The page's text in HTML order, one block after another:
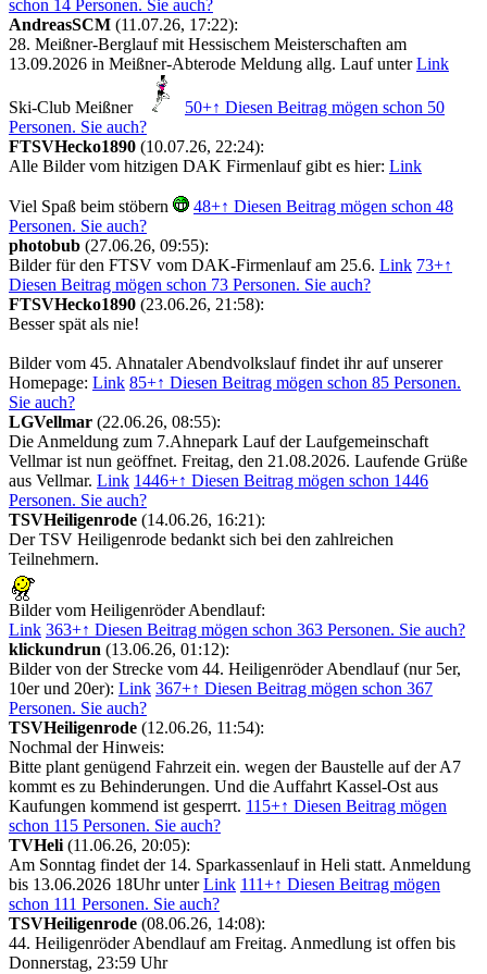
schon 14 Personen. Sie auch?
AndreasSCM (11.07.26, 17:22):
28. Meißner-Berglauf mit Hessischem Meisterschaften am
13.09.2026 in Meißner-Abterode Meldung allg. Lauf unterLink
Ski-Club Meißner 50+↑ Diesen Beitrag mögen schon 50
Personen. Sie auch?
FTSVHecko1890 (10.07.26, 22:24):
Alle Bilder vom hitzigen DAK Firmenlauf gibt es hier: Link
Viel Spaß beim stöbern 48+↑ Diesen Beitrag mögen schon 48
Personen. Sie auch?
photobub (27.06.26, 09:55):
Bilder für den FTSV vom DAK-Firmenlauf am 25.6. Link 73+↑
Diesen Beitrag mögen schon 73 Personen. Sie auch?
FTSVHecko1890 (23.06.26, 21:58):
Besser spät als nie!
Bilder vom 45. Ahnataler Abendvolkslauf findet ihr auf unserer
Homepage: Link 85+↑ Diesen Beitrag mögen schon 85 Personen.
Sie auch?
LGVellmar (22.06.26, 08:55):
Die Anmeldung zum 7.Ahnepark Lauf der Laufgemeinschaft
Vellmar ist nun geöffnet. Freitag, den 21.08.2026. Laufende Grüße
aus Vellmar. Link 1446+↑ Diesen Beitrag mögen schon 1446
Personen. Sie auch?
TSVHeiligenrode (14.06.26, 16:21):
Der TSV Heiligenrode bedankt sich bei den zahlreichen
Teilnehmern.
Bilder vom Heiligenröder Abendlauf:
Link 363+↑ Diesen Beitrag mögen schon 363 Personen. Sie auch?
klickundrun (13.06.26, 01:12):
Bilder von der Strecke vom 44. Heiligenröder Abendlauf (nur 5er,
10er und 20er): Link 367+↑ Diesen Beitrag mögen schon 367
Personen. Sie auch?
TSVHeiligenrode (12.06.26, 11:54):
Nochmal der Hinweis:
Bitte plant genügend Fahrzeit ein. wegen der Baustelle auf der A7
kommt es zu Behinderungen. Und die Auffahrt Kassel-Ost aus
Kaufungen kommend ist gesperrt. 115+↑ Diesen Beitrag mögen
schon 115 Personen. Sie auch?
TVHeli (11.06.26, 20:05):
Am Sonntag findet der 14. Sparkassenlauf in Heli statt. Anmeldung
bis 13.06.2026 18Uhr unterLink 111+↑ Diesen Beitrag mögen
schon 111 Personen. Sie auch?
TSVHeiligenrode (08.06.26, 14:08):
44. Heiligenröder Abendlauf am Freitag. Anmedlung ist offen bis
Donnerstag, 23:59 Uhr